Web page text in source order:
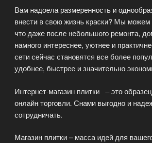
Вам надоела размеренность и
внести в свою жизнь краски? Мы можем
что даже после небольшого ремонта,
намного интереснее, уютнее и
сети сейчас становятся все более
удобнее, быстрее и значительно
Интернет-магазин плитки – это
онлайн торговли. Снами выгодно и
сотрудничать.
Магазин плитки – масса идей для